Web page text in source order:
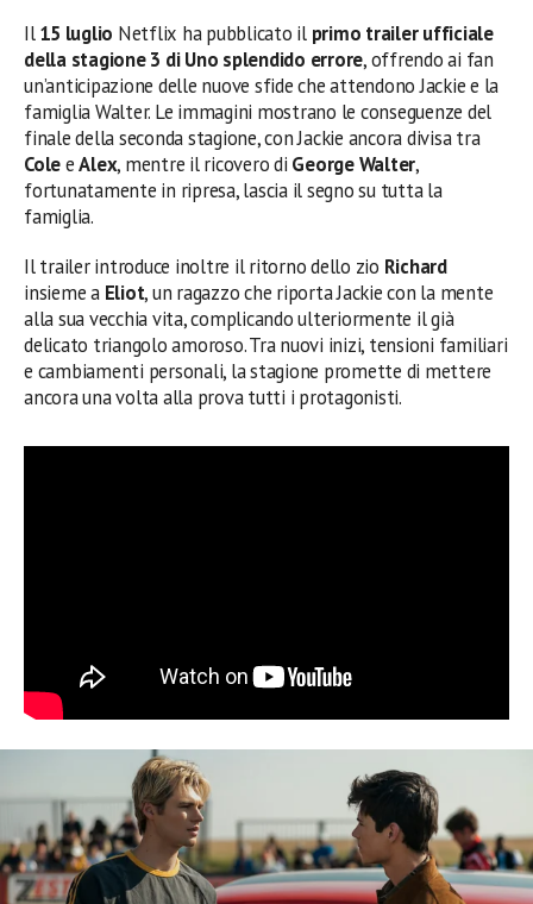
Il15 luglio Netflix ha pubblicato il primo trailer ufficiale
della stagione 3 di Uno splendido errore, offrendo ai fan
un’anticipazione delle nuove sfide che attendono Jackie e la
famiglia Walter. Le immagini mostrano le conseguenze del
finale della seconda stagione, con Jackie ancora divisa tra
ColeeAlex, mentre il ricovero di George Walter,
fortunatamente in ripresa, lascia il segno su tutta la
famiglia.
Il trailer introduce inoltre il ritorno dello zio Richard
insieme a Eliot, un ragazzo che riporta Jackie con la mente
alla sua vecchia vita, complicando ulteriormente il già
delicato triangolo amoroso. Tra nuovi inizi, tensioni familiari
e cambiamenti personali, la stagione promette di mettere
ancora una volta alla prova tutti i protagonisti.